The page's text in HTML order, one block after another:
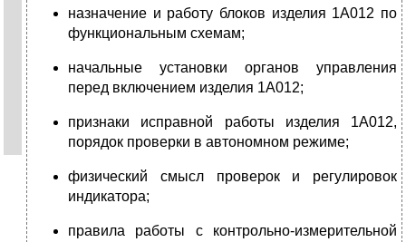
назначение и работу блоков изделия 1А012 по
функциональным схемам;
начальные установки органов управления
перед включением изделия 1А012;
признаки исправной работы изделия 1А012,
порядок проверки в автономном режиме;
физический смысл проверок и регулировок
индикатора;
правила работы с контрольно-измерительной